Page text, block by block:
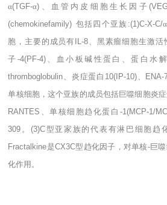
α(TGF-α) 、血管内皮细胞生长因子
(chemokinefamily) 包括四个亚族 :(1)C-X-C/
胞，主要的成员有 IL-8、黑素瘤细胞生激活
子 -4(PF-4)、血小板碱性蛋白、蛋白水
thromboglobulin、炎症蛋白 10(IP-10)、 ENA-
单核细胞，这个亚族的成员包括巨噬细胞炎症
RANTES 、单核细胞趋化蛋白 -1(MCP-1/
309 。 (3)C型亚家族的代表有淋巴细胞趋
Fractalkine是CX3C型趋化因子，对单核-巨
化作用。